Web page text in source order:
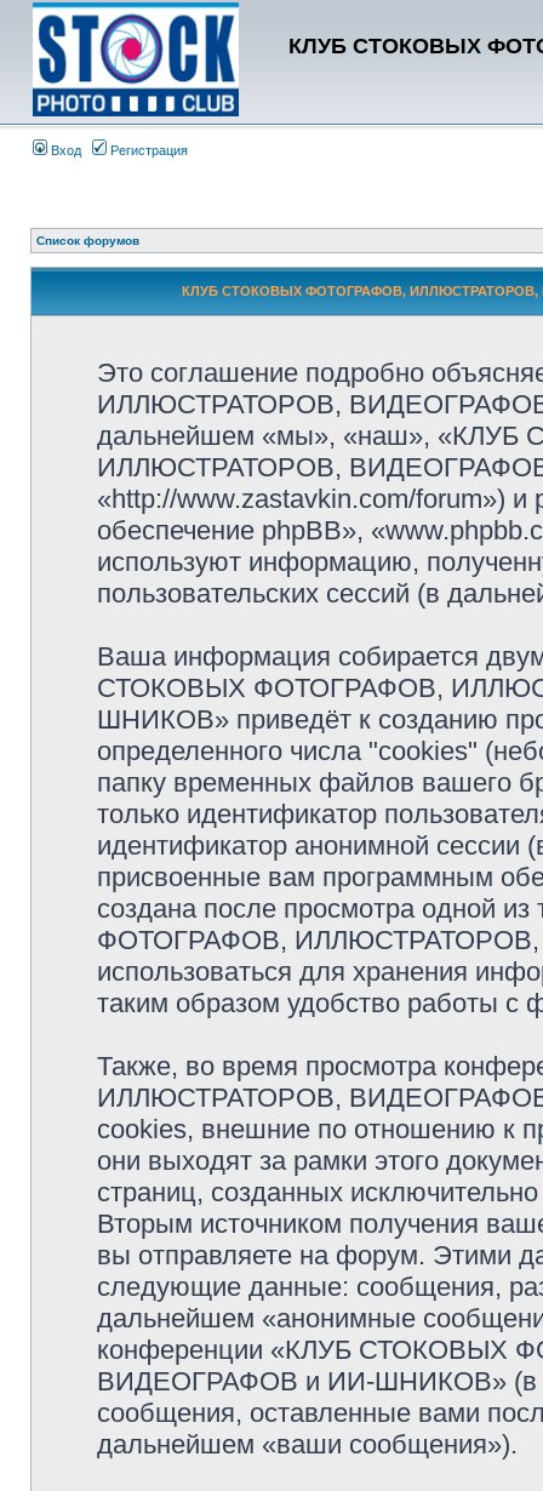
КЛУБ СТОКОВЫХ
Вход Регистрация
Список форумов
КЛУБ СТОКОВЫХ ФОТОГРАФОВ, ИЛЛЮСТРАТОРОВ,
Это соглашение подробно
ИЛЛЮСТРАТОРОВ, ВИДЕОГРАФОВ
дальнейшем «мы», «наш»,
ИЛЛЮСТРАТОРОВ,
«http://www.zastavkin.com/forum»)
обеспечение phpBB»,
используют информацию,
пользовательских сессий (в
Ваша информация собирается
СТОКОВЫХ ФОТОГРАФОВ,
ШНИКОВ» приведёт к созданию
определенного числа "cookies"
папку временных файлов вашего
только идентификатор
идентификатор анонимной сессии
присвоенные вам программным
создана после просмотра одной
ФОТОГРАФОВ, ИЛЛЮСТРАТОРОВ,
использоваться для хранения
таким образом удобство работы с
Также, во время просмотра
ИЛЛЮСТРАТОРОВ, ВИДЕОГРАФОВ
cookies, внешние по отношению к
они выходят за рамки этого
страниц, созданных
Вторым источником получения
вы отправляете на форум. Этими
следующие данные: сообщения,
дальнейшем «анонимные
конференции «КЛУБ
ВИДЕОГРАФОВ и ИИ-ШНИКОВ» (в
сообщения, оставленные вами
дальнейшем «ваши сообщения»).